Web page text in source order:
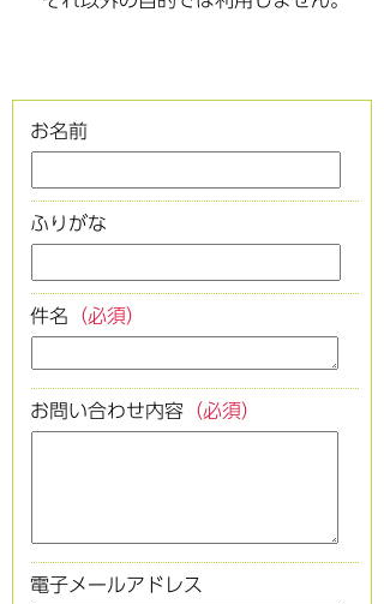
お名前
ふりがな
件名 （必須）
お問い合わせ内容 （必須）
電子メールアドレス